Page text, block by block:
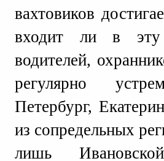
вахтовиков
входит ли в эту
водителей,
регулярно
Петербург,
из сопредельных
лишь